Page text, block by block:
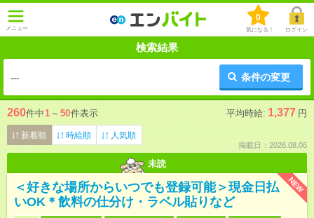
メニュー
0
気になる！ ログイン
検索結果
--- 条件の変更
260件中1 ～ 50件表示 平均時給: 1,377 円
新着順 時給順 人気順
掲載日：2026.08.06
未読
NEW
＜好きな場所からいつでも登録可能＞現金日払
いOK＊飲料の仕分け・ラベル貼りなど